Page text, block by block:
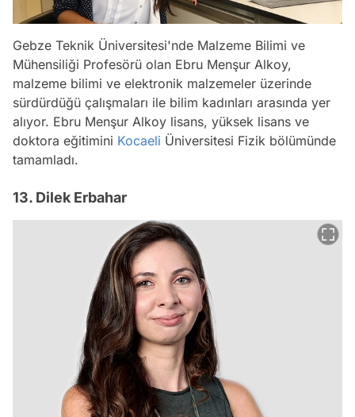
Gebze Teknik Üniversitesi'nde Malzeme Bilimi ve
Mühensiliği Profesörü olan Ebru Menşur Alkoy,
malzeme bilimi ve elektronik malzemeler üzerinde
sürdürdüğü çalışmaları ile bilim kadınları arasında yer
alıyor. Ebru Menşur Alkoy lisans, yüksek lisans ve
doktora eğitimini Kocaeli Üniversitesi Fizik bölümünde
tamamladı.
13. Dilek Erbahar